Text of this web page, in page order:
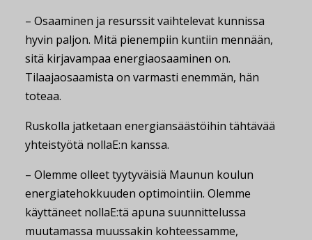
– Osaaminen ja resurssit vaihtelevat kunnissa
hyvin paljon. Mitä pienempiin kuntiin mennään,
sitä kirjavampaa energiaosaaminen on.
Tilaajaosaamista on varmasti enemmän, hän
toteaa.
Ruskolla jatketaan energiansäästöihin tähtävää
yhteistyötä nollaE:n kanssa.
– Olemme olleet tyytyväisiä Maunun koulun
energiatehokkuuden optimointiin. Olemme
käyttäneet nollaE:tä apuna suunnittelussa
muutamassa muussakin kohteessamme,